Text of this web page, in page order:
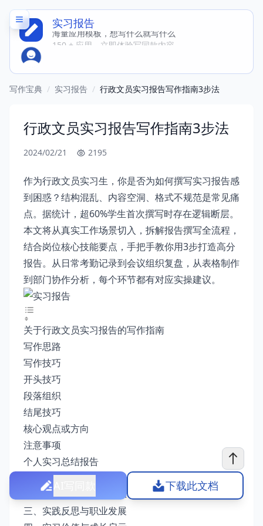
实习报告
海量应用模板，想写什么就写什么
150 + 应用，立即体验写同款内容
写作宝典 / 实习报告 / 行政文员实习报告写作指南3步法
行政文员实习报告写作指南3步法
2024/02/21 2195
作为行政文员实习生，你是否为如何撰写实习报告感
到困惑？结构混乱、内容空洞、格式不规范是常见痛
点。据统计，超60%学生首次撰写时存在逻辑断层。
本文将从真实工作场景切入，拆解报告撰写全流程，
结合岗位核心技能要点，手把手教你用3步打造高分
报告。从日常考勤记录到会议组织复盘，从表格制作
到部门协作分析，每个环节都有对应实操建议。
关于行政文员实习报告的写作指南
写作思路
写作技巧
开头技巧
段落组织
结尾技巧
核心观点或方向
注意事项
个人实习总结报告
一、实习单位与岗位概述
二、工作内容与成果展示
三、实践反思与职业发展
下载此文档